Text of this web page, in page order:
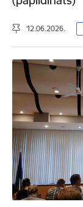
12.06.2026.